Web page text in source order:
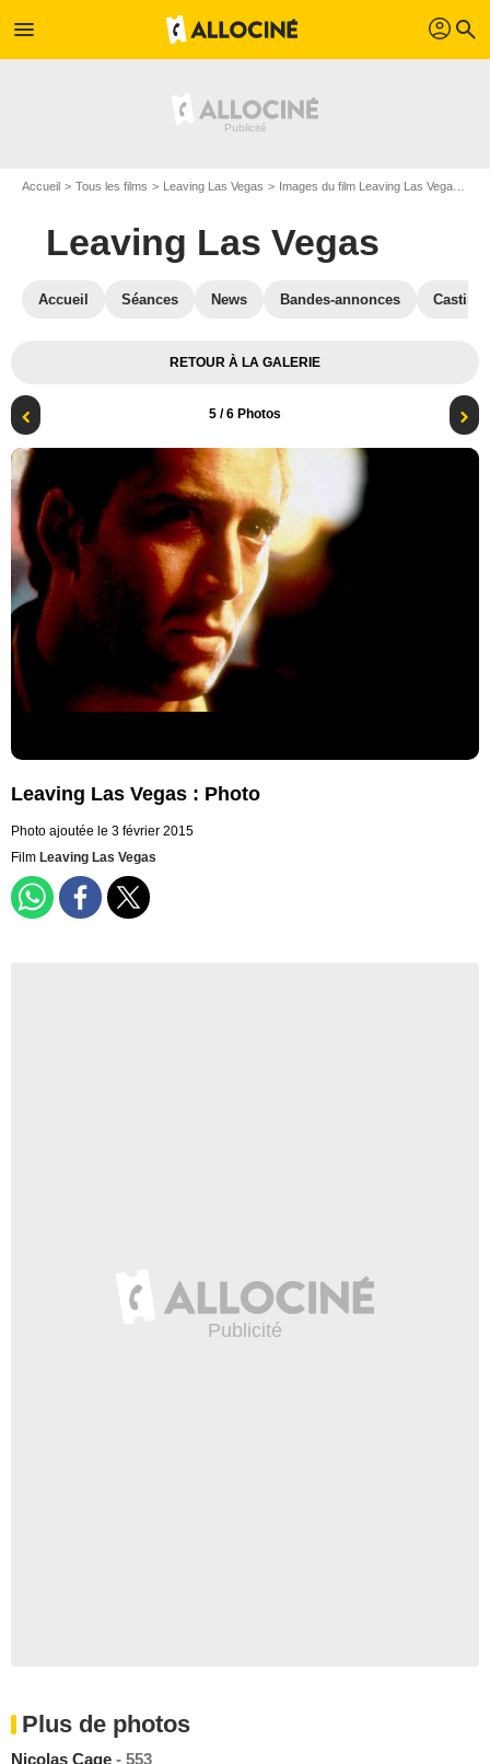
menu profil search
Accueil Tous les films Leaving Las Vegas Images du film Leaving Las Vegas
Leaving Las Vegas
Accueil Séances News Bandes-annonces Casting
RETOUR À LA GALERIE
5 / 6 Photos
Leaving Las Vegas : Photo
Photo ajoutée le 3 février 2015
Film Leaving Las Vegas
Plus de photos
Nicolas Cage - 553